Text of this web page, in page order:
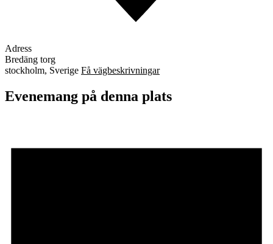
Adress
Bredäng torg
stockholm, Sverige Få vägbeskrivningar
Evenemang på denna plats